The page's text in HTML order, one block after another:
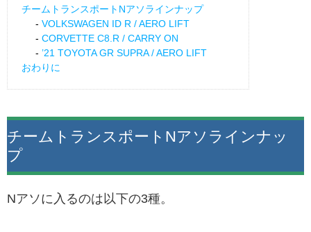
チームトランスポートNアソラインナップ
VOLKSWAGEN ID R / AERO LIFT
CORVETTE C8.R / CARRY ON
’21 TOYOTA GR SUPRA / AERO LIFT
おわりに
チームトランスポートNアソラインナッ
プ
Nアソに入るのは以下の3種。